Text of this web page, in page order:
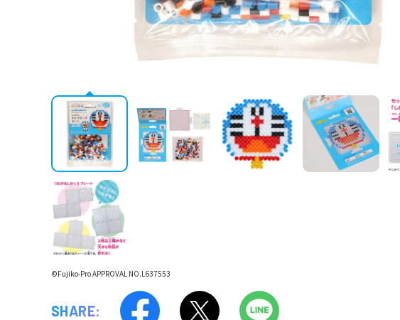
©Fujiko-Pro APPROVAL NO.L637553
SHARE: